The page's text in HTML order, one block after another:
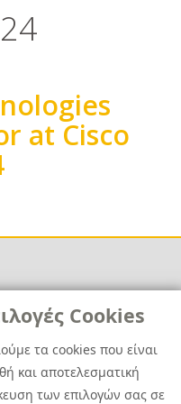
Cookies
τα cookies που είναι
και αποτελεσματική
των επιλογών σας σε
at Cisco